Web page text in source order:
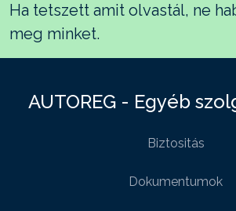
Ha tetszett amit olvastál, ne
meg minket.
AUTOREG - Egyéb
Biztositás
Dokumentumok